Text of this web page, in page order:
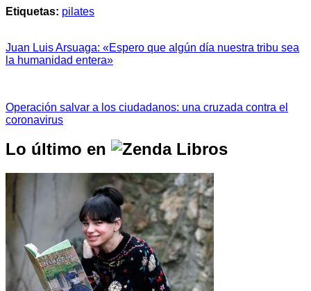
Etiquetas: pilates
Juan Luis Arsuaga: «Espero que algún día nuestra tribu sea
la humanidad entera»
Operación salvar a los ciudadanos: una cruzada contra el
coronavirus
Lo último en